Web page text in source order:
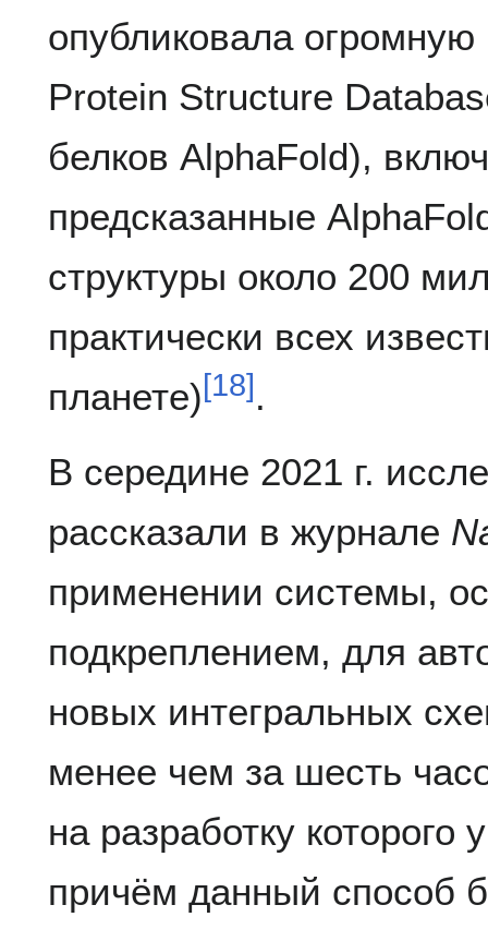
опубликовала
Protein Structure
белков AlphaFold),
предсказанные
структуры около 200
практически всех
планете)[18] .
В середине 2021 г.
рассказали в журнале
применении системы,
подкреплением, для
новых интегральных
менее чем за шесть
на разработку
причём данный способ